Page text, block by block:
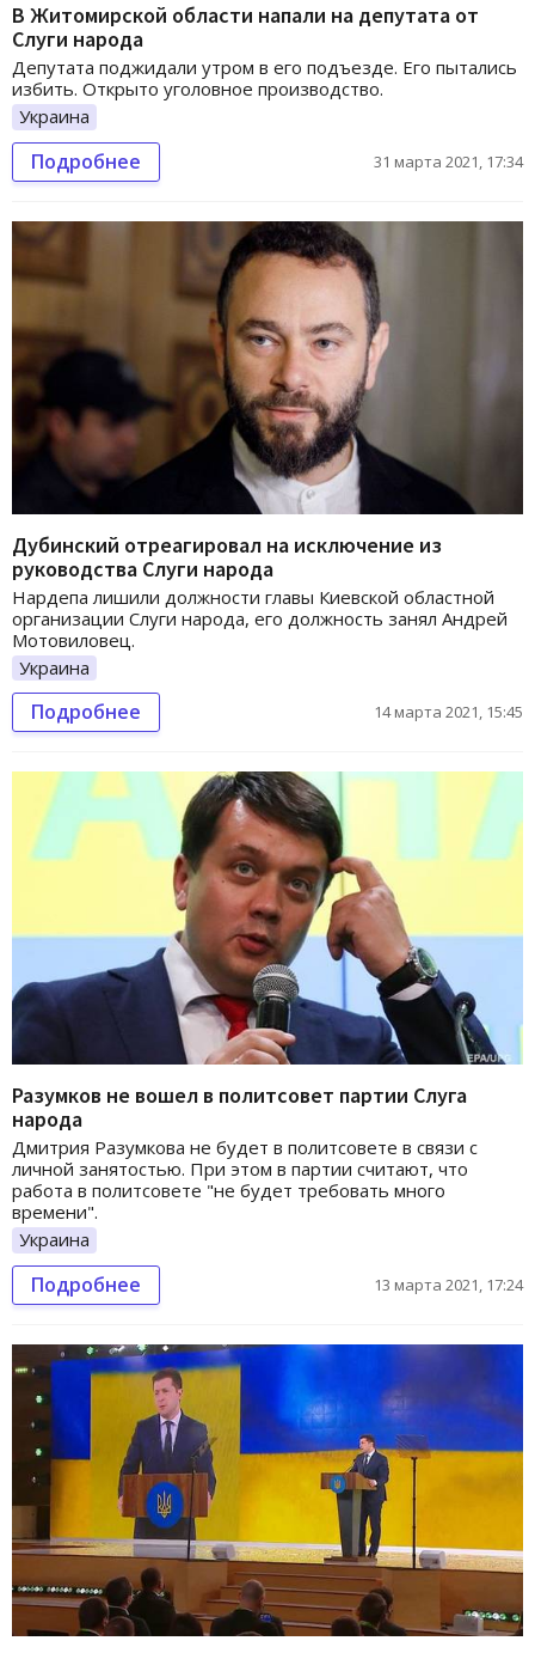
В Житомирской области напали на депутата от
Слуги народа
Депутата поджидали утром в его подъезде. Его пытались
избить. Открыто уголовное производство.
Украина
Подробнее 31 марта 2021, 17:34
Дубинский отреагировал на исключение из
руководства Слуги народа
Нардепа лишили должности главы Киевской областной
организации Слуги народа, его должность занял Андрей
Мотовиловец.
Украина
Подробнее 14 марта 2021, 15:45
Разумков не вошел в политсовет партии Слуга
народа
Дмитрия Разумкова не будет в политсовете в связи с
личной занятостью. При этом в партии считают, что
работа в политсовете "не будет требовать много
времени".
Украина
Подробнее 13 марта 2021, 17:24